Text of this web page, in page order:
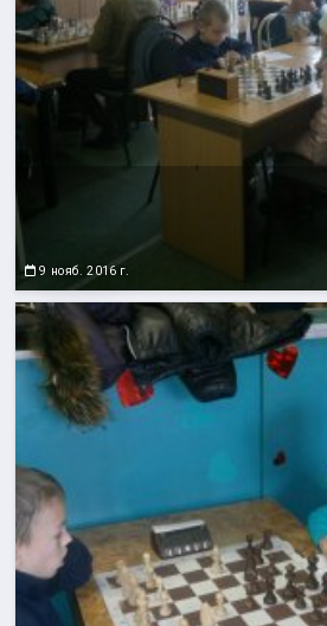
9 нояб. 2016 г.